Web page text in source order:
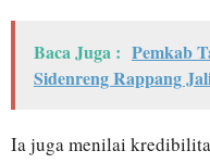
Baca Juga : Pemkab
Sidenreng Rappang
Ia juga menilai